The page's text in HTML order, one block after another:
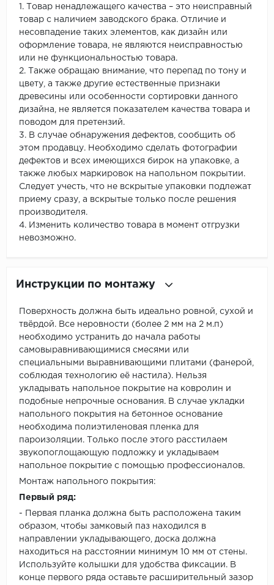
1. Товар ненадлежащего качества – это неисправный
товар с наличием заводского брака. Отличие и
несовпадение таких элементов, как дизайн или
оформление товара, не являются неисправностью
или не функциональностью товара.
2. Также обращаю внимание, что перепад по тону и
цвету, а также другие естественные признаки
древесины или особенности сортировки данного
дизайна, не является показателем качества товара и
поводом для претензий.
3. В случае обнаружения дефектов, сообщить об
этом продавцу. Необходимо сделать фотографии
дефектов и всех имеющихся бирок на упаковке, а
также любых маркировок на напольном покрытии.
Следует учесть, что не вскрытые упаковки подлежат
приему сразу, а вскрытые только после решения
производителя.
4. Изменить количество товара в момент отгрузки
невозможно.
Инструкции по монтажу
Поверхность должна быть идеально ровной, сухой и
твёрдой. Все неровности (более 2 мм на 2 м.п)
необходимо устранить до начала работы
самовыравнивающимися смесями или
специальными выравнивающими плитами (фанерой,
соблюдая технологию её настила). Нельзя
укладывать напольное покрытие на ковролин и
подобные непрочные основания. В случае укладки
напольного покрытия на бетонное основание
необходима полиэтиленовая пленка для
пароизоляции. Только после этого расстилаем
звукопоглощающую подложку и укладываем
напольное покрытие с помощью профессионалов.
Монтаж напольного покрытия:
Первый ряд:
- Первая планка должна быть расположена таким
образом, чтобы замковый паз находился в
направлении укладывающего, доска должна
находиться на расстоянии минимум 10 мм от стены.
Используйте колышки для удобства фиксации. В
конце первого ряда оставьте расширительный зазор